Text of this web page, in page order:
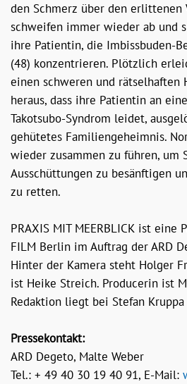
den Schmerz über den erlittenen
schweifen immer wieder ab und
ihre Patientin, die Imbissbuden-
(48) konzentrieren. Plötzlich
einen schweren und rätselhaften
heraus, dass ihre Patientin an
Takotsubo-Syndrom leidet,
gehütetes Familiengeheimnis.
wieder zusammen zu führen, um
Ausschüttungen zu besänftigen
zu retten.
PRAXIS MIT MEERBLICK ist eine
FILM Berlin im Auftrag der ARD
Hinter der Kamera steht Holger
ist Heike Streich. Producerin ist
Redaktion liegt bei Stefan Kruppa
Pressekontakt:
ARD Degeto, Malte Weber
Tel.: + 49 40 30 19 40 91, E-Mail: